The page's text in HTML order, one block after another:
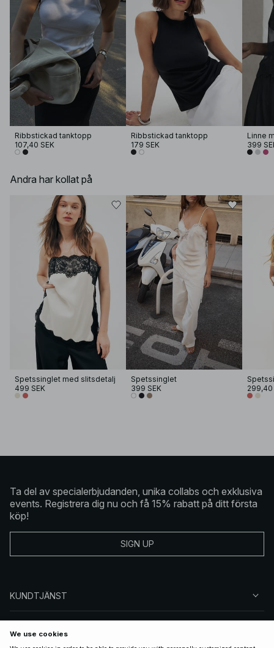
Ribbstickad tanktopp
107,40 SEK
Ribbstickad tanktopp
179 SEK
Linne
399
Andra har kollat på
Spetssinglet med slitsdetalj
499 SEK
Spetssinglet
399 SEK
299,40
Ta del av specialerbjudanden, unika collabs och exklusiva
events. Registrera dig nu och få 15% rabatt på ditt första
köp!
SIGN UP
KUNDTJÄNST